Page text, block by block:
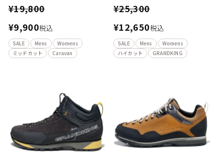
¥19,800
¥9,900税込
SALE Mens
Womens
ミッドカット
Caravan
¥25,300
¥12,650税込
SALE Mens
Womens
ハイカット
GRANDKING